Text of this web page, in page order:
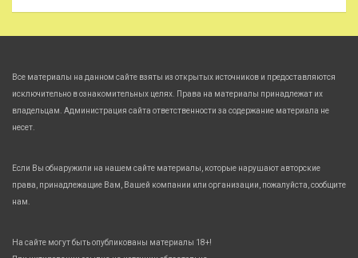
Все материалы на данном сайте взяты из открытых источников и предоставляются
исключительно в ознакомительных целях. Права на материалы принадлежат их
владельцам. Администрация сайта ответственности за содержание материала не
несет.
Если Вы обнаружили на нашем сайте материалы, которые нарушают авторские
права, принадлежащие Вам, Вашей компании или организации, пожалуйста, сообщите
нам.
На сайте могут быть опубликованы материалы 18+!